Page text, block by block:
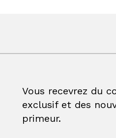
Vous recevrez du
exclusif et des
primeur.